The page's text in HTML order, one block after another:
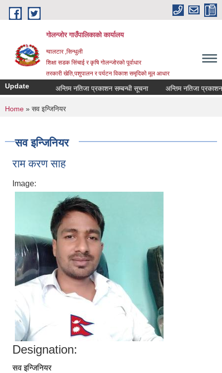
Skip to main content
गोलन्जोर गाउँपालिकाको कार्यालय
ग्वालटार ,सिन्धुली
शिक्षा सडक सिंचाई र कृषि गोलन्जोरको पूर्वाधार
तरकारी खेति,पशुपालन र पर्यटन विकाश समृदिको मूल आधार
Update अन्तिम नतिजा प्रकाशन सम्बन्धी सूचना अन्तिम नतिजा प्रकाशन
You are here
Home » सव इन्जिनियर
सव इन्जिनियर
राम करण साह
Image:
Designation:
सव इन्जिनियर